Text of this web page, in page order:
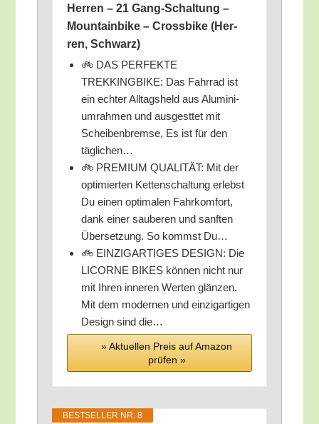
Her­ren – 21 Gang-Schal­tung –
Moun­tain­bike – Cross­bike (Her­
ren, Schwarz)
🚲 DAS PERFEKTE
TREKKINGBIKE: Das Fahr­rad ist
ein ech­ter All­tags­held aus Alu­mi­ni­
um­rah­men und aus­gest­tet mit
Schei­ben­brem­se, Es ist für den
täglichen…
🚲 PREMIUM QUALITÄT: Mit der
opti­mier­ten Ket­ten­schal­tung erlebst
Du einen opti­ma­len Fahr­kom­fort,
dank einer sau­be­ren und sanf­ten
Über­set­zung. So kommst Du…
🚲 EINZIGARTIGES DESIGN: Die
LICORNE BIKES kön­nen nicht nur
mit Ihren inne­ren Wer­ten glän­zen.
Mit dem moder­nen und ein­zig­ar­ti­gen
Design sind die…
» Aktu­el­len Preis auf Ama­zon
prü­fen »
BEST­SEL­LER NR. 8